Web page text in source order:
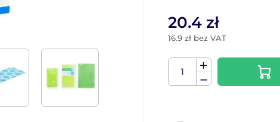
20.4 zł
16.9 zł bez VAT